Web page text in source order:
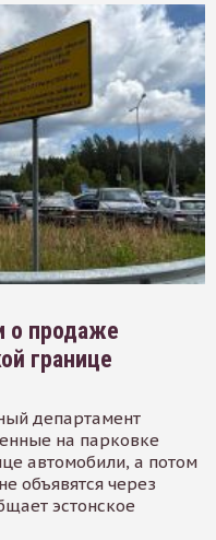
о продаже
границе
департамент
на парковке
автомобили, а потом
объявятся через
эстонское